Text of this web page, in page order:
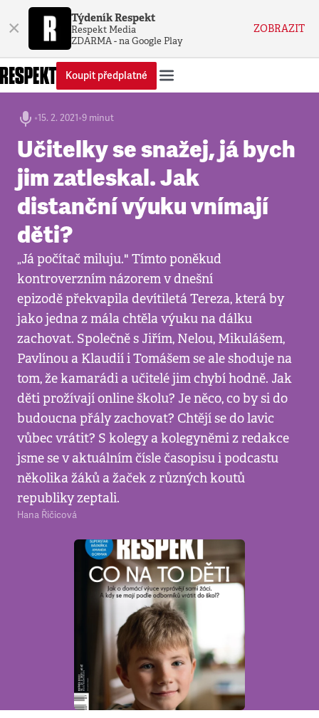
× Týdeník Respekt
Respekt Media
ZDARMA - na Google Play
ZOBRAZIT
Koupit předplatné
•15. 2. 2021•9 minut
Učitelky se snažej, já bych
jim zatleskal. Jak
distanční výuku vnímají
děti?
„Já počítač miluju." Tímto poněkud
kontroverzním názorem v dnešní
epizodě překvapila devítiletá Tereza, která by
jako jedna z mála chtěla výuku na dálku
zachovat. Společně s Jiřím, Nelou, Mikulášem,
Pavlínou a Klaudií i Tomášem se ale shoduje na
tom, že kamarádi a učitelé jim chybí hodně. Jak
děti prožívají online školu? Je něco, co by si do
budoucna přály zachovat? Chtějí se do lavic
vůbec vrátit? S kolegy a kolegyněmi z redakce
jsme se v aktuálním čísle časopisu i podcastu
několika žáků a žaček z různých koutů
republiky zeptali.
Hana Řičicová